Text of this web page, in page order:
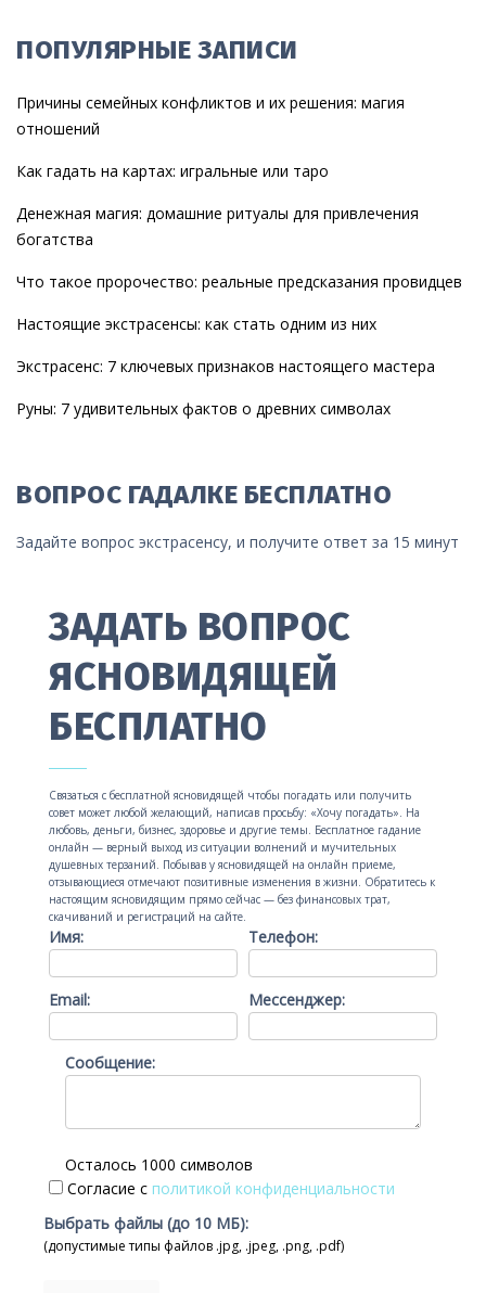
ПОПУЛЯРНЫЕ ЗАПИСИ
Причины семейных конфликтов и их решения: магия
отношений
Как гадать на картах: игральные или таро
Денежная магия: домашние ритуалы для привлечения
богатства
Что такое пророчество: реальные предсказания провидцев
Настоящие экстрасенсы: как стать одним из них
Экстрасенс: 7 ключевых признаков настоящего мастера
Руны: 7 удивительных фактов о древних символах
ВОПРОС ГАДАЛКЕ БЕСПЛАТНО
Задайте вопрос экстрасенсу, и получите ответ за 15 минут
ЗАДАТЬ ВОПРОС
ЯСНОВИДЯЩЕЙ
БЕСПЛАТНО
Связаться с бесплатной ясновидящей чтобы погадать или получить
совет может любой желающий, написав просьбу: «Хочу погадать». На
любовь, деньги, бизнес, здоровье и другие темы. Бесплатное гадание
онлайн — верный выход из ситуации волнений и мучительных
душевных терзаний. Побывав у ясновидящей на онлайн приеме,
отзывающиеся отмечают позитивные изменения в жизни. Обратитесь к
настоящим ясновидящим прямо сейчас — без финансовых трат,
скачиваний и регистраций на сайте.
Имя: Телефон:
Email: Мессенджер:
Сообщение:
Осталось 1000 символов
Согласие с политикой конфиденциальности
Выбрать файлы (до 10 МБ):
(допустимые типы файлов .jpg, .jpeg, .png, .pdf)